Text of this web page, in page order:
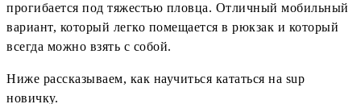
прогибается под тяжестью пловца. Отличный мобильный
вариант, который легко помещается в рюкзак и который
всегда можно взять с собой.
Ниже рассказываем, как научиться кататься на sup
новичку.